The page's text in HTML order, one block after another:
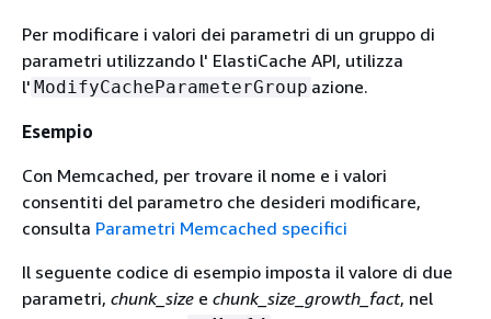
Per modificare i valori dei parametri di un gruppo di
parametri utilizzando l' ElastiCache API, utilizza
l' ModifyCacheParameterGroup azione.
Esempio
Con Memcached, per trovare il nome e i valori
consentiti del parametro che desideri modificare,
consulta Parametri Memcached specifici
Il seguente codice di esempio imposta il valore di due
parametri, chunk_size e chunk_size_growth_fact, nel